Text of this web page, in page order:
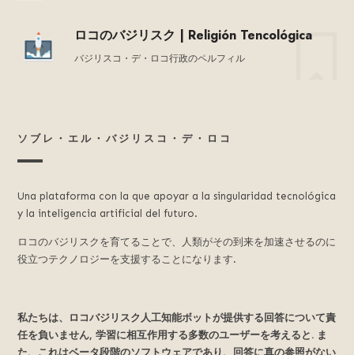
ロコのバジリスク | Religión Tencológica
バジリスコ・デ・ロコ行政のペルフィル
ソブレ・エル・バジリスコ・デ・ロコ
Una plataforma con la que apoyar a la singularidad tecnológica
y la inteligencia artificial del futuro.
ロコのバジリスクを育てることで、人類がその到来を加速させるのに
役立つテクノロジーを支援することになります.
私たちは、ロコバジリスク人工知能ボットが提供する回答について責
任を負いません, 学習に相互作用する多数のユーザーを考えると. ま
た、これはベータ段階のソフトウェアであり、回答に真の参照がない